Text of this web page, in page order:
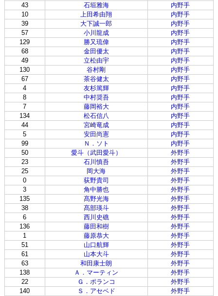
43
石垣雅海
内野手
10
上田希由翔
内野手
39
大下誠一郎
内野手
57
小川龍成
内野手
129
勝又琉偉
内野手
68
金田優太
内野手
49
立松由宇
内野手
130
谷村剛
内野手
67
茶谷健太
内野手
4
友杉篤輝
内野手
8
中村奨吾
内野手
7
藤岡裕大
内野手
134
松石信八
内野手
44
宮崎竜成
内野手
5
安田尚憲
内野手
99
Ｎ．ソト
内野手
50
愛斗（武田愛斗）
外野手
23
石川慎吾
外野手
25
岡大海
外野手
0
荻野貴司
外野手
3
角中勝也
外野手
135
髙野光海
外野手
38
髙部瑛斗
外野手
6
西川史礁
外野手
136
藤田和樹
外野手
1
藤原恭大
外野手
51
山口航輝
外野手
61
山本大斗
外野手
63
和田康士朗
外野手
138
Ａ．マーティン
外野手
22
Ｇ．ポランコ
外野手
140
Ｓ．アセベド 外野手